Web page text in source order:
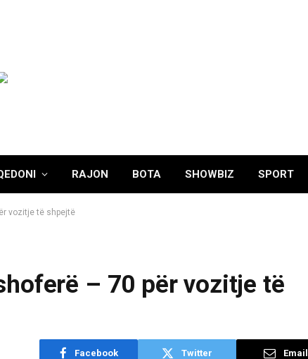
RAJON BOTA SHOWBIZ SPORT
vozitje të shpejtë
– 70 për vozitje të
Facebook Twitter Email